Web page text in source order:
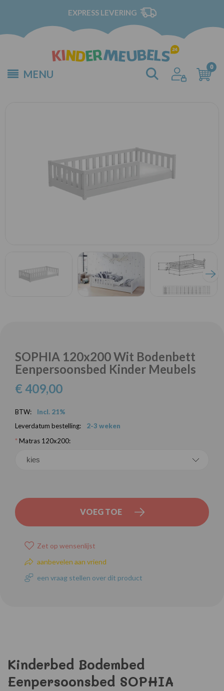
EXPRESS LEVERING
MENU
SOPHIA 120x200 Wit Bodenbett
Eenpersoonsbed Kinder Meubels
€ 409,00
BTW:
Incl. 21%
Leverdatum bestelling:
2-3 weken
* Matras 120x200:
VOEG TOE
Zet op wensenlijst
aanbevelen aan vriend
een vraag stellen over dit product
Kinderbed Bodembed
Eenpersoonsbed SOPHIA